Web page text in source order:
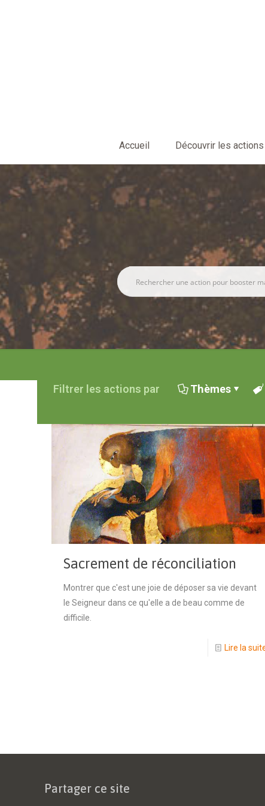
Accueil Découvrir les actions
Filtrer les actions par Thèmes
Sacrement de réconciliation
Montrer que c'est une joie de déposer sa vie devant
le Seigneur dans ce qu'elle a de beau comme de
difficile.
Lire la
Partager ce site